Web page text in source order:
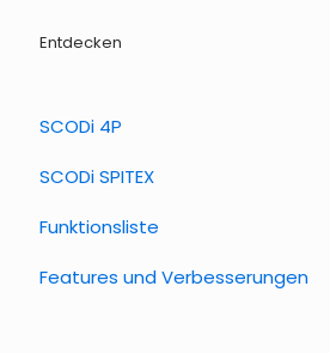
Entdecken
SCODi 4P
SCODi SPITEX
Funktionsliste
Features und Verbesserungen